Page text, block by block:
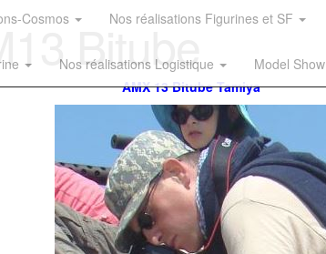
Cosmos Nos réalisations Figurines et SF
Nos réalisations Logistique Model Show
Bitube
AMX 13 Bitube Tamiya